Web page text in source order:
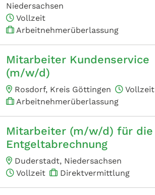
Niedersachsen
Vollzeit
Arbeitnehmerüberlassung
Mitarbeiter Kundenservice
(m/w/d)
Rosdorf, Kreis Göttingen
Vollzeit
Arbeitnehmerüberlassung
Mitarbeiter (m/w/d) für die
Entgeltabrechnung
Duderstadt, Niedersachsen
Vollzeit
Direktvermittlung